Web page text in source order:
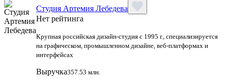
Студия Артемия Лебедева
Нет рейтинга
Крупная российская дизайн‑студия с 1995 г., специализируется
на графическом, промышленном дизайне, веб‑платформах и
интерфейсах
Выручка357.53 млн.